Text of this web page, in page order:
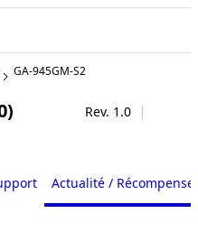
GA-945GM-S2
Rev. 1.0
Actualité /